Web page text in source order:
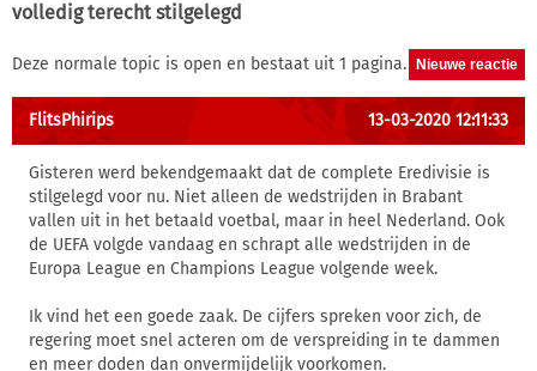
volledig terecht stilgelegd
Deze normale topic is open en bestaat uit 1 pagina.
FlitsPhirips 13-03-2020 12:11:33
Gisteren werd bekendgemaakt dat de complete Eredivisie is
stilgelegd voor nu. Niet alleen de wedstrijden in Brabant
vallen uit in het betaald voetbal, maar in heel Nederland. Ook
de UEFA volgde vandaag en schrapt alle wedstrijden in de
Europa League en Champions League volgende week.
Ik vind het een goede zaak. De cijfers spreken voor zich, de
regering moet snel acteren om de verspreiding in te dammen
en meer doden dan onvermijdelijk voorkomen.